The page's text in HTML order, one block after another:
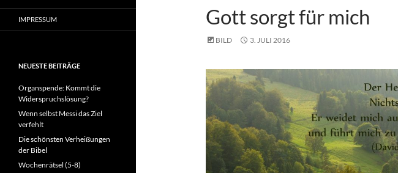
Gott sorgt für mich
BILD 3. JULI 2016
IMPRESSUM
NEUESTE BEITRÄGE
Organspende: Kommt die
Widerspruchslösung?
Wenn selbst Messi das Ziel
verfehlt
Die schönsten Verheißungen
der Bibel
Wochenrätsel (5-8)